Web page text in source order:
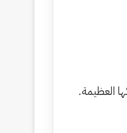
العظيمة.